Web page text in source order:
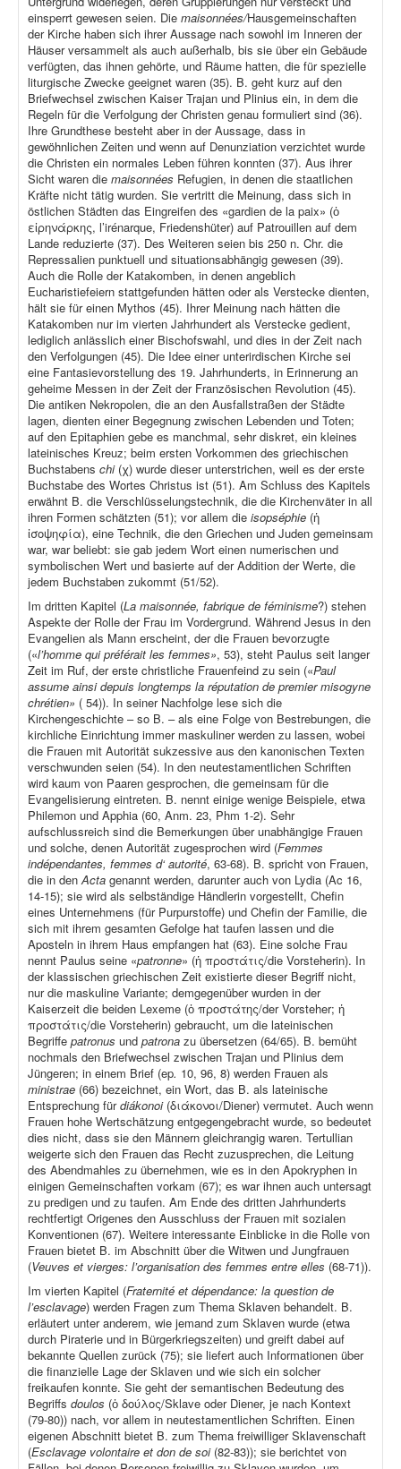
einsperrt gewesen seien. Die maisonnées/Hausgemeinschaften
der Kirche haben sich ihrer Aussage nach sowohl im Inneren der
Häuser versammelt als auch außerhalb, bis sie über ein Gebäude
verfügten, das ihnen gehörte, und Räume hatten, die für spezielle
liturgische Zwecke geeignet waren (35). B. geht kurz auf den
Briefwechsel zwischen Kaiser Trajan und Plinius ein, in dem die
Regeln für die Verfolgung der Christen genau formuliert sind (36).
Ihre Grundthese besteht aber in der Aussage, dass in
gewöhnlichen Zeiten und wenn auf Denunziation verzichtet wurde
die Christen ein normales Leben führen konnten (37). Aus ihrer
Sicht waren die maisonnées Refugien, in denen die staatlichen
Kräfte nicht tätig wurden. Sie vertritt die Meinung, dass sich in
östlichen Städten das Eingreifen des «gardien de la paix» (ὁ
εἰρηνάρκης, l’irénarque, Friedenshüter) auf Patrouillen auf dem
Lande reduzierte (37). Des Weiteren seien bis 250 n. Chr. die
Repressalien punktuell und situationsabhängig gewesen (39).
Auch die Rolle der Katakomben, in denen angeblich
Eucharistiefeiern stattgefunden hätten oder als Verstecke dienten,
hält sie für einen Mythos (45). Ihrer Meinung nach hätten die
Katakomben nur im vierten Jahrhundert als Verstecke gedient,
lediglich anlässlich einer Bischofswahl, und dies in der Zeit nach
den Verfolgungen (45). Die Idee einer unterirdischen Kirche sei
eine Fantasievorstellung des 19. Jahrhunderts, in Erinnerung an
geheime Messen in der Zeit der Französischen Revolution (45).
Die antiken Nekropolen, die an den Ausfallstraßen der Städte
lagen, dienten einer Begegnung zwischen Lebenden und Toten;
auf den Epitaphien gebe es manchmal, sehr diskret, ein kleines
lateinisches Kreuz; beim ersten Vorkommen des griechischen
Buchstabens chi (χ) wurde dieser unterstrichen, weil es der erste
Buchstabe des Wortes Christus ist (51). Am Schluss des Kapitels
erwähnt B. die Verschlüsselungstechnik, die die Kirchenväter in all
ihren Formen schätzten (51); vor allem die isopséphie (ἡ
ἰσοψηφία), eine Technik, die den Griechen und Juden gemeinsam
war, war beliebt: sie gab jedem Wort einen numerischen und
symbolischen Wert und basierte auf der Addition der Werte, die
jedem Buchstaben zukommt (51/52).
Im dritten Kapitel (La maisonnée, fabrique de féminisme?) stehen
Aspekte der Rolle der Frau im Vordergrund. Während Jesus in den
Evangelien als Mann erscheint, der die Frauen bevorzugte
(«l’homme qui préférait les femmes», 53), steht Paulus seit langer
Zeit im Ruf, der erste christliche Frauenfeind zu sein («Paul
assume ainsi depuis longtemps la réputation de premier misogyne
chrétien» ( 54)). In seiner Nachfolge lese sich die
Kirchengeschichte – so B. – als eine Folge von Bestrebungen, die
kirchliche Einrichtung immer maskuliner werden zu lassen, wobei
die Frauen mit Autorität sukzessive aus den kanonischen Texten
verschwunden seien (54). In den neutestamentlichen Schriften
wird kaum von Paaren gesprochen, die gemeinsam für die
Evangelisierung eintreten. B. nennt einige wenige Beispiele, etwa
Philemon und Apphia (60, Anm. 23, Phm 1-2). Sehr
aufschlussreich sind die Bemerkungen über unabhängige Frauen
und solche, denen Autorität zugesprochen wird (Femmes
indépendantes, femmes d‘ autorité, 63-68). B. spricht von Frauen,
die in denActa genannt werden, darunter auch von Lydia (Ac 16,
14-15); sie wird als selbständige Händlerin vorgestellt, Chefin
eines Unternehmens (für Purpurstoffe) und Chefin der Familie, die
sich mit ihrem gesamten Gefolge hat taufen lassen und die
Aposteln in ihrem Haus empfangen hat (63). Eine solche Frau
nennt Paulus seine «patronne» (ἡ προστάτις/die Vorsteherin). In
der klassischen griechischen Zeit existierte dieser Begriff nicht,
nur die maskuline Variante; demgegenüber wurden in der
Kaiserzeit die beiden Lexeme (ὁ προστάτης/der Vorsteher; ἡ
προστάτις/die Vorsteherin) gebraucht, um die lateinischen
Begriffe patronus und patrona zu übersetzen (64/65). B. bemüht
nochmals den Briefwechsel zwischen Trajan und Plinius dem
Jüngeren; in einem Brief (ep. 10, 96, 8) werden Frauen als
ministrae (66) bezeichnet, ein Wort, das B. als lateinische
Entsprechung fürdiákonoi (διάκονοι/Diener) vermutet. Auch wenn
Frauen hohe Wertschätzung entgegengebracht wurde, so bedeutet
dies nicht, dass sie den Männern gleichrangig waren. Tertullian
weigerte sich den Frauen das Recht zuzusprechen, die Leitung
des Abendmahles zu übernehmen, wie es in den Apokryphen in
einigen Gemeinschaften vorkam (67); es war ihnen auch untersagt
zu predigen und zu taufen. Am Ende des dritten Jahrhunderts
rechtfertigt Origenes den Ausschluss der Frauen mit sozialen
Konventionen (67). Weitere interessante Einblicke in die Rolle von
Frauen bietet B. im Abschnitt über die Witwen und Jungfrauen
(Veuves et vierges: l’organisation des femmes entre elles (68-71)).
Im vierten Kapitel (Fraternité et dépendance: la question de
l’esclavage) werden Fragen zum Thema Sklaven behandelt. B.
erläutert unter anderem, wie jemand zum Sklaven wurde (etwa
durch Piraterie und in Bürgerkriegszeiten) und greift dabei auf
bekannte Quellen zurück (75); sie liefert auch Informationen über
die finanzielle Lage der Sklaven und wie sich ein solcher
freikaufen konnte. Sie geht der semantischen Bedeutung des
Begriffs doulos (ὁ δούλος/Sklave oder Diener, je nach Kontext
(79-80)) nach, vor allem in neutestamentlichen Schriften. Einen
eigenen Abschnitt bietet B. zum Thema freiwilliger Sklavenschaft
(Esclavage volontaire et don de soi(82-83)); sie berichtet von